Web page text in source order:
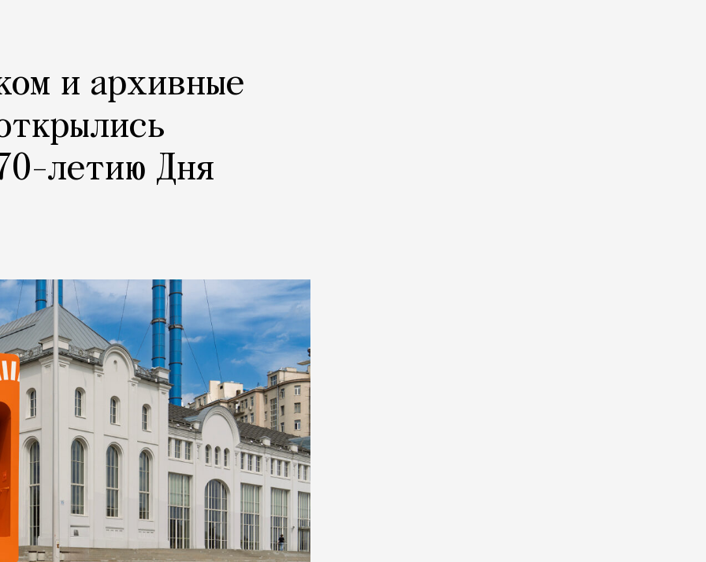
и архивные
летию Дня